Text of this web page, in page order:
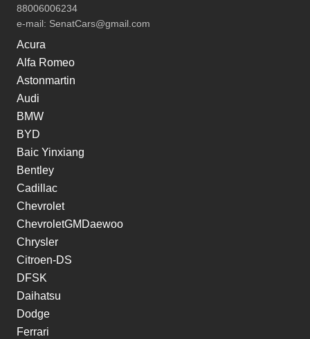
88006006234
e-mail: SenatCars@gmail.com
Acura
Alfa Romeo
Astonmartin
Audi
BMW
BYD
Baic Yinxiang
Bentley
Cadillac
Chevrolet
ChevroletGMDaewoo
Chrysler
Citroen-DS
DFSK
Daihatsu
Dodge
Ferrari